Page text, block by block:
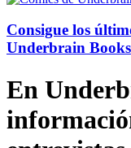
Consigue los
Underbrain Books
En